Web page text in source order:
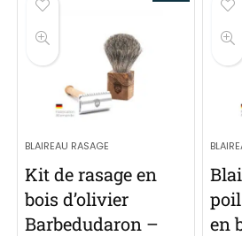
BLAIREAU RASAGE
Kit de rasage en
bois d’olivier
Barbedudaron –
en